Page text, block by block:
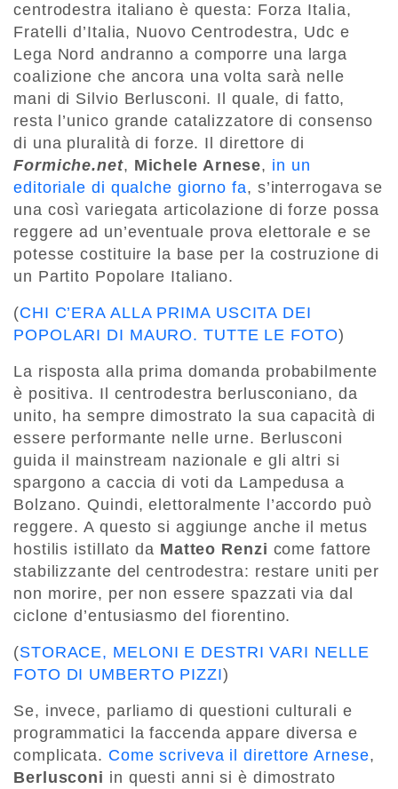
centrodestra italiano è questa: Forza Italia,
Fratelli d’Italia, Nuovo Centrodestra, Udc e
Lega Nord andranno a comporre una larga
coalizione che ancora una volta sarà nelle
mani di Silvio Berlusconi. Il quale, di fatto,
resta l’unico grande catalizzatore di consenso
di una pluralità di forze. Il direttore di
Formiche.net, Michele Arnese, in un
editoriale di qualche giorno fa, s’interrogava se
una così variegata articolazione di forze possa
reggere ad un’eventuale prova elettorale e se
potesse costituire la base per la costruzione di
un Partito Popolare Italiano.
(CHI C’ERA ALLA PRIMA USCITA DEI
POPOLARI DI MAURO. TUTTE LE FOTO)
La risposta alla prima domanda probabilmente
è positiva. Il centrodestra berlusconiano, da
unito, ha sempre dimostrato la sua capacità di
essere performante nelle urne. Berlusconi
guida il mainstream nazionale e gli altri si
spargono a caccia di voti da Lampedusa a
Bolzano. Quindi, elettoralmente l’accordo può
reggere. A questo si aggiunge anche il metus
hostilis istillato da Matteo Renzi come fattore
stabilizzante del centrodestra: restare uniti per
non morire, per non essere spazzati via dal
ciclone d’entusiasmo del fiorentino.
(STORACE, MELONI E DESTRI VARI NELLE
FOTO DI UMBERTO PIZZI)
Se, invece, parliamo di questioni culturali e
programmatici la faccenda appare diversa e
complicata. Come scriveva il direttore Arnese,
Berlusconi in questi anni si è dimostrato